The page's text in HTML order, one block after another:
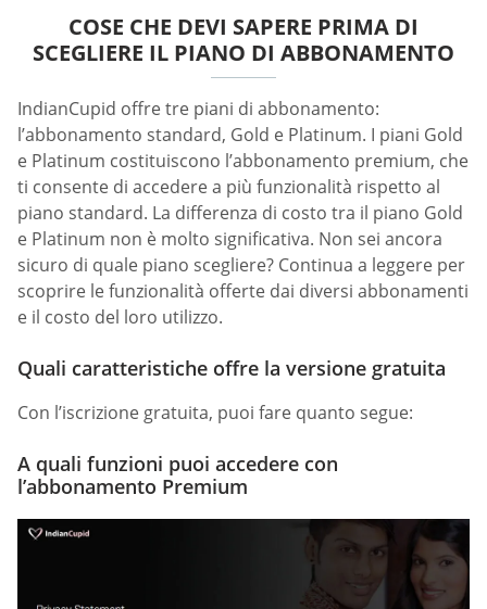
COSE CHE DEVI SAPERE PRIMA DI
SCEGLIERE IL PIANO DI ABBONAMENTO
IndianCupid offre tre piani di abbonamento:
l’abbonamento standard, Gold e Platinum. I piani Gold
e Platinum costituiscono l’abbonamento premium, che
ti consente di accedere a più funzionalità rispetto al
piano standard. La differenza di costo tra il piano Gold
e Platinum non è molto significativa. Non sei ancora
sicuro di quale piano scegliere? Continua a leggere per
scoprire le funzionalità offerte dai diversi abbonamenti
e il costo del loro utilizzo.
Quali caratteristiche offre la versione gratuita
Con l’iscrizione gratuita, puoi fare quanto segue:
A quali funzioni puoi accedere con
l’abbonamento Premium